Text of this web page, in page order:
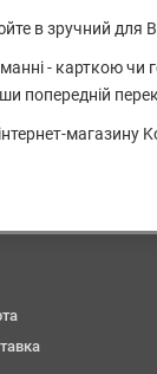
в зручний для
- карткою чи
попередній